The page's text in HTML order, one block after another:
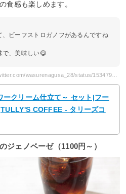
食感も楽しめます。
、ビーフストロガノフがあるんですね
で、美味しい😋
ークリーム仕立て～ セット|フー
COFFEE - タリーズコ
ェノベーゼ（1100円～）